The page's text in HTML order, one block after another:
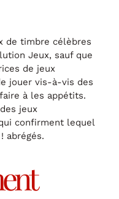
de timbre célèbres
Jeux, sauf que
de jeux
jouer vis-à-vis des
à les appétits.
jeux
confirment lequel
abrégés.